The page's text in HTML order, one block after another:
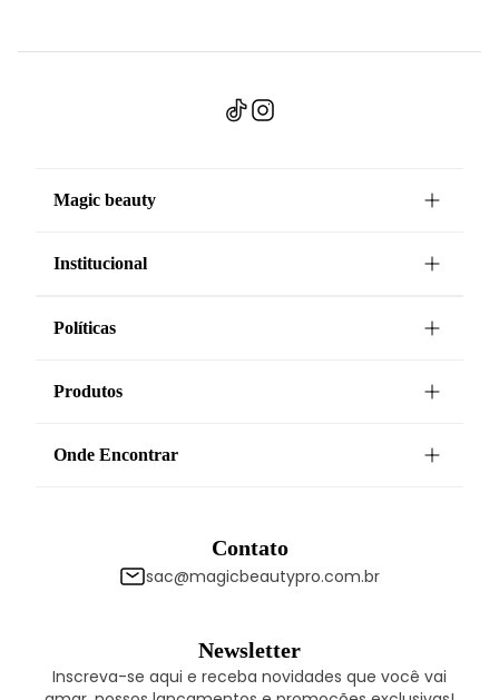
Magic beauty
Institucional
Políticas
Produtos
Onde Encontrar
Contato
sac@magicbeautypro.com.br
Newsletter
Inscreva-se aqui e receba novidades que você vai